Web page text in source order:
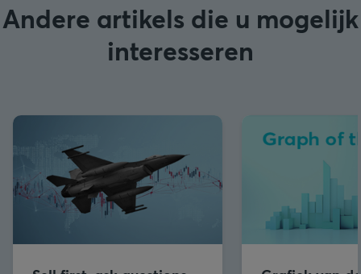
Andere artikels die u mogelijk
interesseren